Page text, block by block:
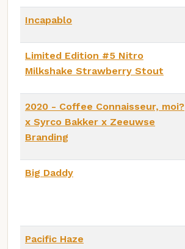
Incapablo
Limited Edition #5 Nitro
Milkshake Strawberry Stout
2020 - Coffee Connaisseur, moi?
x Syrco Bakker x Zeeuwse
Branding
Big Daddy
Pacific Haze